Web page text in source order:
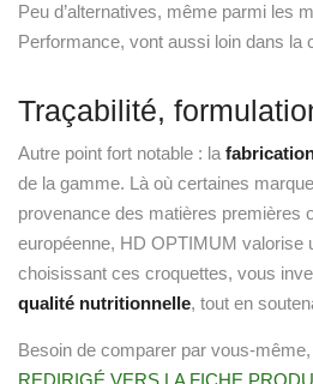
Peu d’alternatives, même parmi les
Performance, vont aussi loin dans la
Traçabilité,
Autre point fort notable : la
de la gamme. Là où certaines
provenance des matières premières
européenne, HD OPTIMUM valorise
choisissant ces croquettes, vous
qualité nutritionnelle, tout en
Besoin de comparer par vous-
REDIRIGÉ VERS LA FICHE